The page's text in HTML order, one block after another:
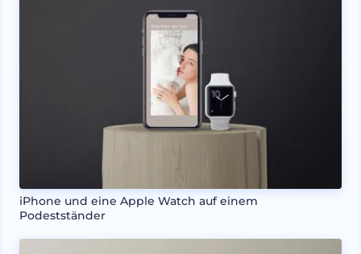
iPhone und eine Apple Watch auf einem
Podestständer